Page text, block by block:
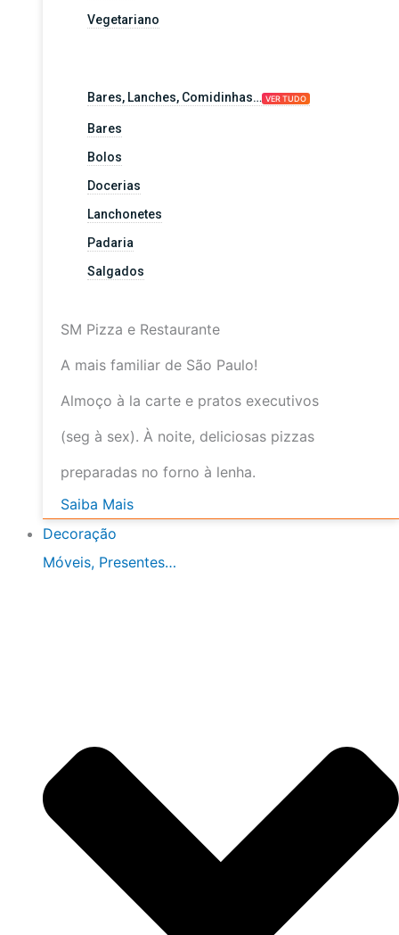
Vegetariano
Bares, Lanches, Comidinhas… VER TUDO
Bares
Bolos
Docerias
Lanchonetes
Padaria
Salgados
SM Pizza e Restaurante
A mais familiar de São Paulo!
Almoço à la carte e pratos executivos
(seg à sex). À noite, deliciosas pizzas
preparadas no forno à lenha.
Saiba Mais
Decoração
Móveis, Presentes…